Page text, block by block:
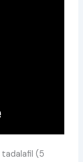
tadalafil (5